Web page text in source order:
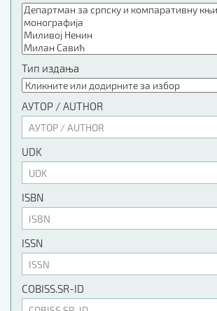
Тип издања
АУТОР / AUTHOR
UDK
ISBN
ISSN
COBISS.SR-ID